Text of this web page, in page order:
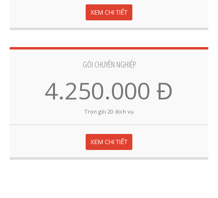
XEM CHI TIẾT
GÓI CHUYÊN NGHIỆP
4.250.000 Đ
Trọn gói 20 dịch vụ
XEM CHI TIẾT